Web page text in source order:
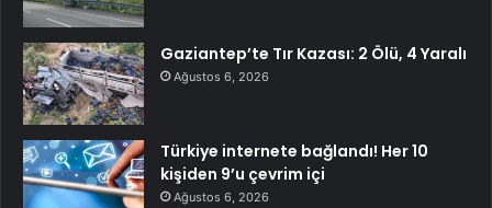
Gaziantep’te Tır Kazası: 2 Ölü, 4 Yaralı
Ağustos 6, 2026
Türkiye internete bağlandı! Her 10
kişiden 9’u çevrim içi
Ağustos 6, 2026